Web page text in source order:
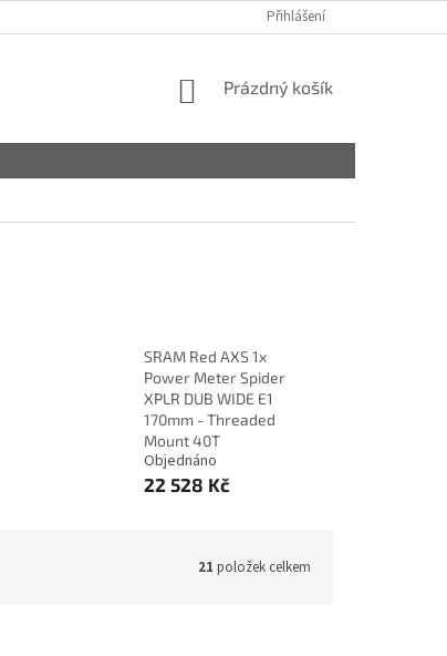
Přihlášení
NÁKUPNÍ
Prázdný košík
SRAM Red AXS 1x
Power Meter Spider
XPLR DUB WIDE E1
170mm - Threaded
Mount 40T
Objednáno
22 528 Kč
21 položek celkem